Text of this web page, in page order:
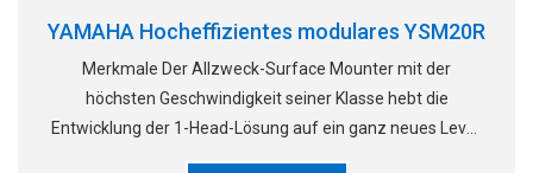
YAMAHA Hocheffizientes modulares YSM20R
Merkmale Der Allzweck-Surface Mounter mit der
höchsten Geschwindigkeit seiner Klasse hebt die
Entwicklung der 1-Head-Lösung auf ein ganz neues Level!